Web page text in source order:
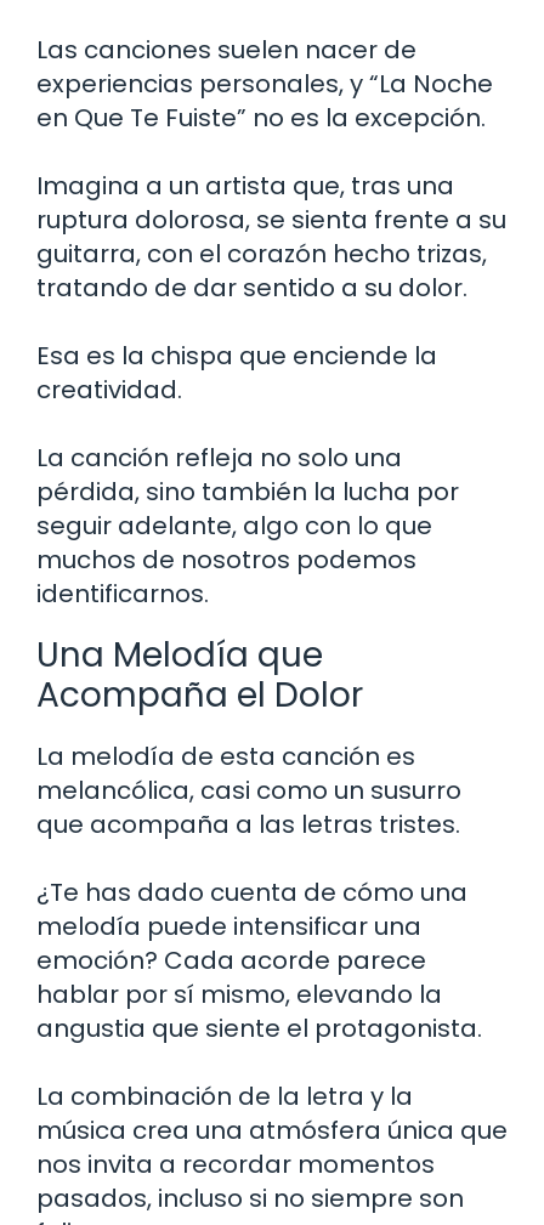
Las canciones suelen nacer de
experiencias personales, y “La Noche
en Que Te Fuiste” no es la excepción.
Imagina a un artista que, tras una
ruptura dolorosa, se sienta frente a su
guitarra, con el corazón hecho trizas,
tratando de dar sentido a su dolor.
Esa es la chispa que enciende la
creatividad.
La canción refleja no solo una
pérdida, sino también la lucha por
seguir adelante, algo con lo que
muchos de nosotros podemos
identificarnos.
Una Melodía que
Acompaña el Dolor
La melodía de esta canción es
melancólica, casi como un susurro
que acompaña a las letras tristes.
¿Te has dado cuenta de cómo una
melodía puede intensificar una
emoción? Cada acorde parece
hablar por sí mismo, elevando la
angustia que siente el protagonista.
La combinación de la letra y la
música crea una atmósfera única que
nos invita a recordar momentos
pasados, incluso si no siempre son